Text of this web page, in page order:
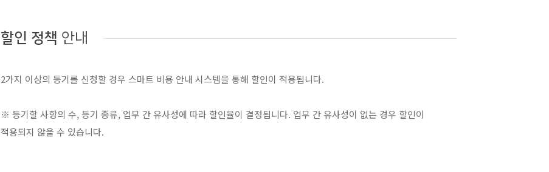
할인 정책 안내
2가지 이상의 등기를 신청할 경우 스마트 비용 안내 시스템을 통해 할인이 적용됩니다.
※ 등기할 사항의 수, 등기 종류, 업무 간 유사성에 따라 할인율이 결정됩니다. 업무 간 유사성이 없는 경우 할인이
적용되지 않을 수 있습니다.